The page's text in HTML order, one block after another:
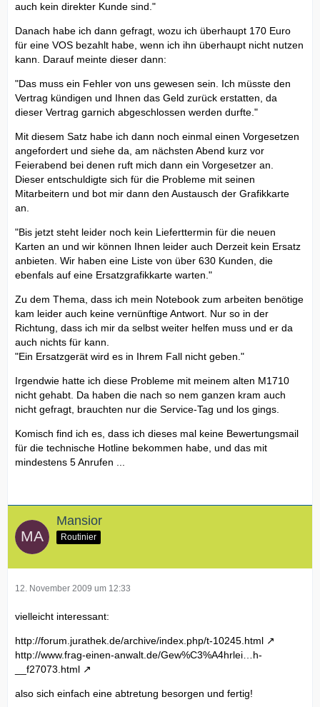
auch kein direkter Kunde sind."
Danach habe ich dann gefragt, wozu ich überhaupt 170 Euro
für eine VOS bezahlt habe, wenn ich ihn überhaupt nicht nutzen
kann. Darauf meinte dieser dann:
"Das muss ein Fehler von uns gewesen sein. Ich müsste den
Vertrag kündigen und Ihnen das Geld zurück erstatten, da
dieser Vertrag garnich abgeschlossen werden durfte."
Mit diesem Satz habe ich dann noch einmal einen Vorgesetzen
angefordert und siehe da, am nächsten Abend kurz vor
Feierabend bei denen ruft mich dann ein Vorgesetzer an.
Dieser entschuldigte sich für die Probleme mit seinen
Mitarbeitern und bot mir dann den Austausch der Grafikkarte
an.
"Bis jetzt steht leider noch kein Lieferttermin für die neuen
Karten an und wir können Ihnen leider auch Derzeit kein Ersatz
anbieten. Wir haben eine Liste von über 630 Kunden, die
ebenfals auf eine Ersatzgrafikkarte warten."
Zu dem Thema, dass ich mein Notebook zum arbeiten benötige
kam leider auch keine vernünftige Antwort. Nur so in der
Richtung, dass ich mir da selbst weiter helfen muss und er da
auch nichts für kann.
"Ein Ersatzgerät wird es in Ihrem Fall nicht geben."
Irgendwie hatte ich diese Probleme mit meinem alten M1710
nicht gehabt. Da haben die nach so nem ganzen kram auch
nicht gefragt, brauchten nur die Service-Tag und los gings.
Komisch find ich es, dass ich dieses mal keine Bewertungsmail
für die technische Hotline bekommen habe, und das mit
mindestens 5 Anrufen ...
Mansior
Routinier
12. November 2009 um 12:33
vielleicht interessant:
http://forum.jurathek.de/archive/index.php/t-10245.html
http://www.frag-einen-anwalt.de/Gew%C3%A4hrlei…h-
__f27073.html
also sich einfach eine abtretung besorgen und fertig!